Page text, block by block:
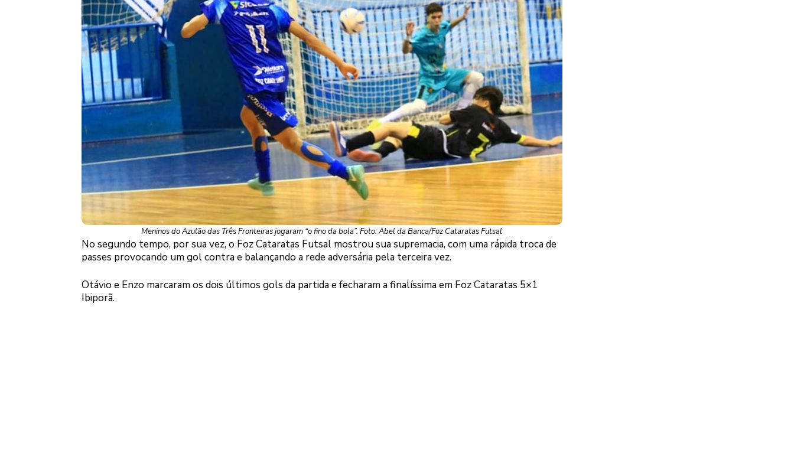
Meninos do Azulão das Três Fronteiras jogaram “o fino da bola”. Foto: Abel da Banca/Foz Cataratas Futsal
No segundo tempo, por sua vez, o Foz Cataratas Futsal mostrou sua supremacia, com uma rápida troca de
passes provocando um gol contra e balançando a rede adversária pela terceira vez.
Otávio e Enzo marcaram os dois últimos gols da partida e fecharam a finalíssima em Foz Cataratas 5×1
Ibiporã.